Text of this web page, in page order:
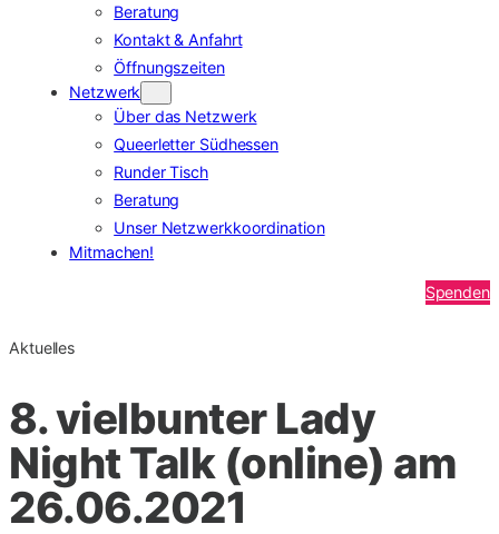
Beratung
Kontakt & Anfahrt
Öffnungszeiten
Netzwerk
Über das Netzwerk
Queerletter Südhessen
Runder Tisch
Beratung
Unser Netzwerkkoordination
Mitmachen!
Spenden
Aktuelles
8. vielbunter Lady
Night Talk (online) am
26.06.2021